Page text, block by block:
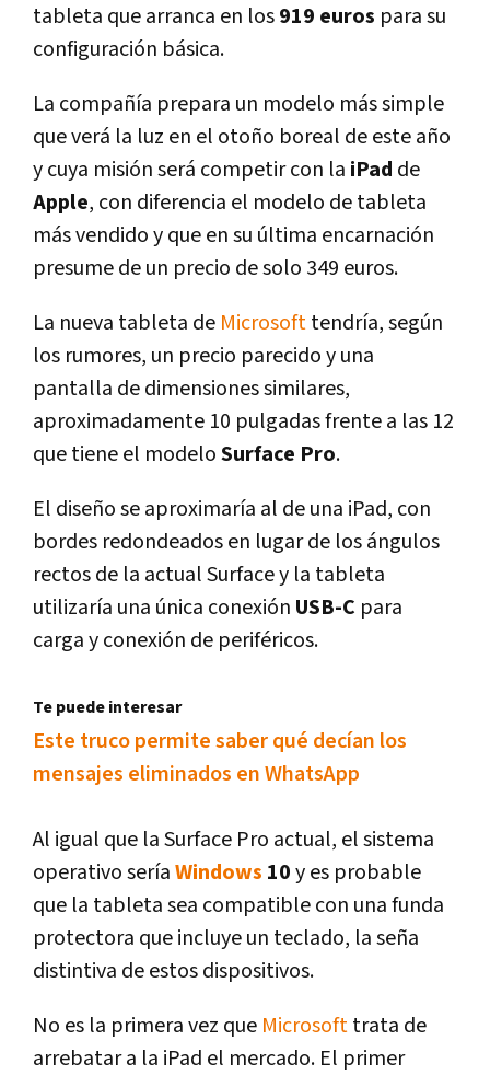
tableta que arranca en los919 euros para su
configuración básica.
La compañí­a prepara un modelo más simple
que verá la luz en el otoño boreal de este año
y cuya misión será competir con la iPad de
Apple, con diferencia el modelo de tableta
más vendido y que en su última encarnación
presume de un precio de solo 349 euros.
La nueva tableta de Microsofttendrí­a, según
los rumores, un precio parecido y una
pantalla de dimensiones similares,
aproximadamente 10 pulgadas frente a las 12
que tiene el modeloSurface Pro.
El diseño se aproximarí­a al de una iPad, con
bordes redondeados en lugar de los ángulos
rectos de la actual Surface y la tableta
utilizarí­a una única conexión USB-C para
carga y conexión de periféricos.
Te puede interesar
Este truco permite saber qué decí­an los
mensajes eliminados en WhatsApp
Al igual que la Surface Pro actual, el sistema
operativo serí­aWindows 10y es probable
que la tableta sea compatible con una funda
protectora que incluye un teclado, la seña
distintiva de estos dispositivos.
No es la primera vez que Microsofttrata de
arrebatar a la iPad el mercado. El primer